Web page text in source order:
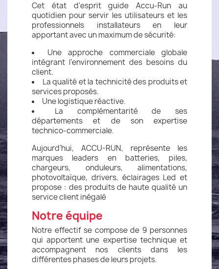
Cet état d'esprit guide Accu-Run au
quotidien pour servir les utilisateurs et les
professionnels installateurs en leur
apportant avec un maximum de sécurité:
Une approche commerciale globale
intégrant l’environnement des besoins du
client.
La qualité et la technicité des produits et
services proposés.
Une logistique réactive.
La complémentarité de ses
départements et de son expertise
technico-commerciale.
Aujourd’hui, ACCU-RUN, représente les
marques leaders en batteries, piles,
chargeurs, onduleurs, alimentations,
photovoltaïque, drivers, éclairages Led et
propose : des produits de haute qualité un
service client inégalé
Notre équipe
Notre effectif se compose de 9 personnes
qui apportent une expertise technique et
accompagnent nos clients dans les
différentes phases de leurs projets.